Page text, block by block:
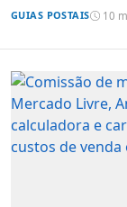
GUIAS POSTAIS 10